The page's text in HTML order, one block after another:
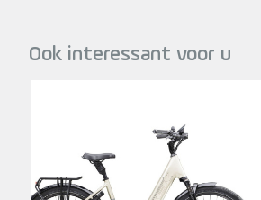
Ook interessant voor u